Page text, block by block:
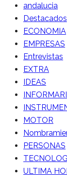
andalucia
Destacados
ECONOMIA
EMPRESAS
Entrevistas
EXTRA
IDEAS
MOTOR
PERSONAS
ULTIMA